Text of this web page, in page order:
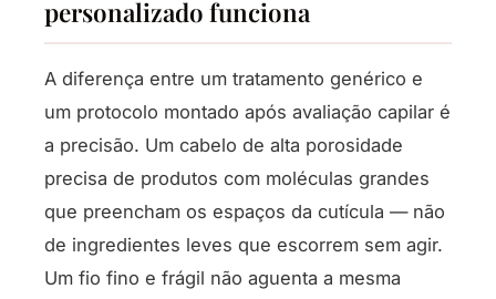
personalizado funciona
A diferença entre um tratamento genérico e
um protocolo montado após avaliação capilar é
a precisão. Um cabelo de alta porosidade
precisa de produtos com moléculas grandes
que preencham os espaços da cutícula — não
de ingredientes leves que escorrem sem agir.
Um fio fino e frágil não aguenta a mesma